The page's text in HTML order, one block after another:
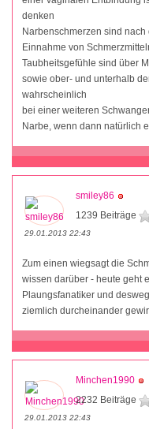
denken
Narbenschmerzen sind
Einnahme von
Taubheitsgefühle sind über
sowie ober- und unterhalb
wahrscheinlich
bei einer weiteren
Narbe, wenn dann natürlich
smiley86
1239 Beiträge
29.01.2013 22:43
Zum einen wiegsagt die
wissen darüber - heute geht
Plaungsfanatiker und
ziemlich durcheinander
Minchen1990
2232 Beiträge
29.01.2013 22:43